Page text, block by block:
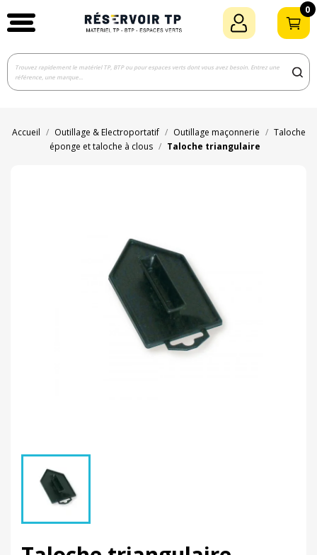
0
Accueil Outillage & Electroportatif Outillage maçonnerie
Taloche
éponge et taloche à clous
Taloche triangulaire